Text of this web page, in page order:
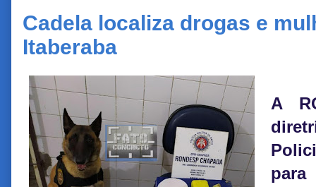
Cadela localiza drogas e
Itaberaba
A